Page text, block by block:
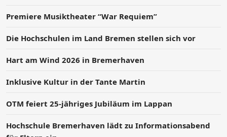
Premiere Musiktheater “War Requiem”
Die Hochschulen im Land Bremen stellen sich vor
Hart am Wind 2026 in Bremerhaven
Inklusive Kultur in der Tante Martin
OTM feiert 25-jähriges Jubiläum im Lappan
Hochschule Bremerhaven lädt zu Informationsabend